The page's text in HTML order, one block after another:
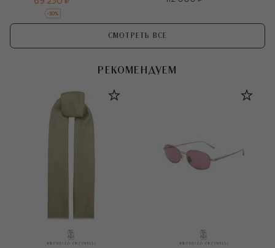
69 250 ₽
-30%
СМОТРЕТЬ ВСЕ
РЕКОМЕНДУЕМ